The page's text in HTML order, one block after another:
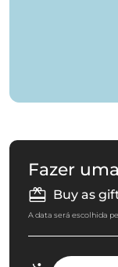
Fazer
Buy as
A data será escolhida